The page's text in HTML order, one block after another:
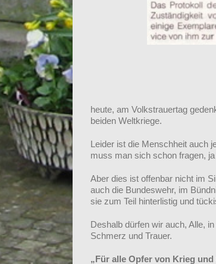
heute, am Volkstrauertag
beiden Weltkriege.
Leider ist die Menschheit auch
muss man sich schon fragen,
Aber dies ist offenbar nicht im
auch die Bundeswehr, im
sie zum Teil hinterlistig und
Deshalb dürfen wir auch, Alle,
Schmerz und Trauer.
„Für alle Opfer von Krieg